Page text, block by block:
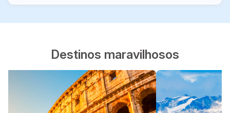
Destinos maravilhosos